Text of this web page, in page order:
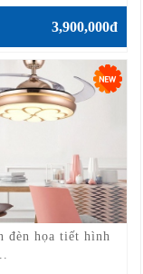
3,900,000đ
đèn họa tiết hình